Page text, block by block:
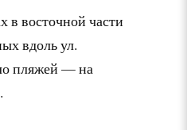
в восточной части
вдоль ул.
пляжей — на